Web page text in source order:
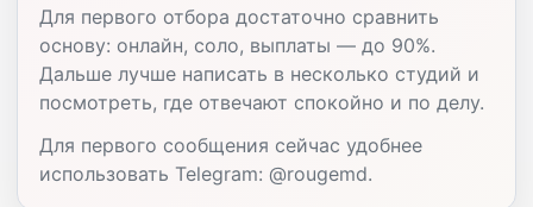
Для первого отбора достаточно сравнить
основу: онлайн, соло, выплаты — до 90%.
Дальше лучше написать в несколько студий и
посмотреть, где отвечают спокойно и по делу.
Для первого сообщения сейчас удобнее
использовать Telegram: @rougemd.